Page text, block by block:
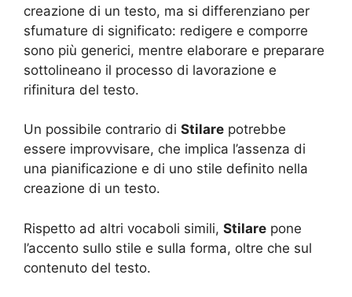
creazione di un testo, ma si differenziano per
sfumature di significato: redigere e comporre
sono più generici, mentre elaborare e preparare
sottolineano il processo di lavorazione e
rifinitura del testo.
Un possibile contrario di Stilare potrebbe
essere improvvisare, che implica l’assenza di
una pianificazione e di uno stile definito nella
creazione di un testo.
Rispetto ad altri vocaboli simili, Stilare pone
l’accento sullo stile e sulla forma, oltre che sul
contenuto del testo.